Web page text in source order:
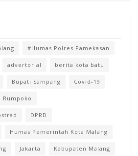
#Humas Polres Pamekasan
advertorial berita kota batu
Bupati Sampang Covid-19
Rumpoko
DPRD
Humas Pemerintah Kota Malang
Jakarta Kabupaten Malang